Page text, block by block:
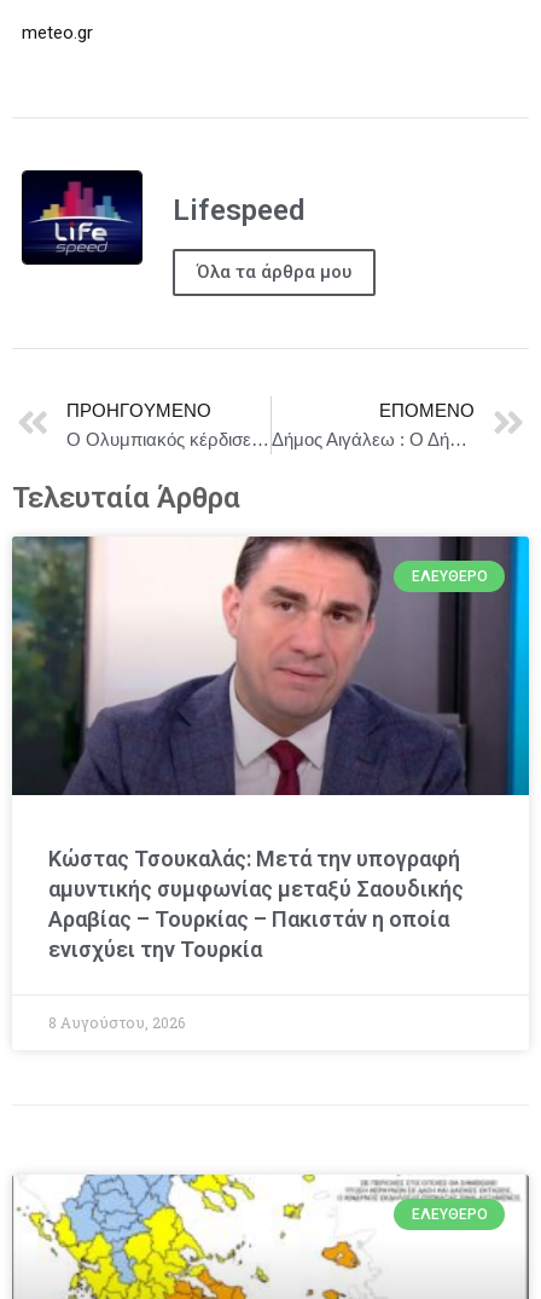
meteo.gr
Lifespeed
Όλα τα άρθρα μου
ΠΡΟΗΓΟΎΜΕΝΟ
Ο Ολυμπιακός κέρδισε με 102-87 τον Προμηθέα μένοντας αήττητος στο πρωτάθλημα.
ΕΠΌΜΕΝΟ
Δήμος Αιγάλεω : Ο Δήμος συνεχίζει τη Δωρεάν Νομική Πληροφόρηση & Συμβουλευτική για τους πολίτες
Τελευταία Άρθρα
ΕΛΕΎΘΕΡΟ
Κώστας Τσουκαλάς: Μετά την υπογραφή
αμυντικής συμφωνίας μεταξύ Σαουδικής
Αραβίας – Τουρκίας – Πακιστάν η οποία
ενισχύει την Τουρκία
8 Αυγούστου, 2026
ΕΛΕΎΘΕΡΟ